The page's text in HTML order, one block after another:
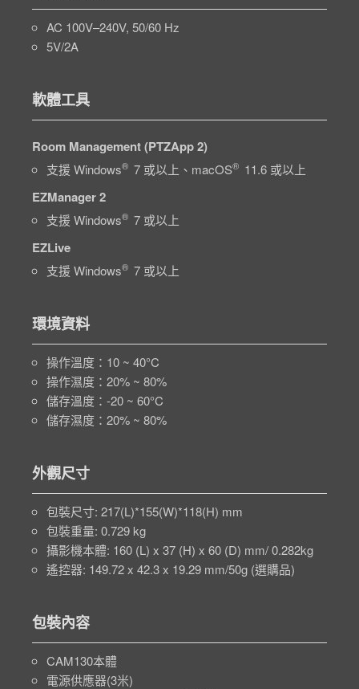
AC 100V–240V, 50/60 Hz
5V/2A
軟體工具
Room Management (PTZApp 2)
支援 Windows® 7 或以上、macOS® 11.6 或以上
EZManager 2
支援 Windows® 7 或以上
EZLive
支援 Windows® 7 或以上
環境資料
操作溫度：10 ~ 40°C
操作濕度：20% ~ 80%
儲存溫度：-20 ~ 60°C
儲存濕度：20% ~ 80%
外觀尺寸
包裝尺寸: 217(L)*155(W)*118(H) mm
包裝重量: 0.729 kg
攝影機本體: 160 (L) x 37 (H) x 60 (D) mm/ 0.282kg
遙控器: 149.72 x 42.3 x 19.29 mm/50g (選購品)
包裝內容
CAM130本體
電源供應器(3米)